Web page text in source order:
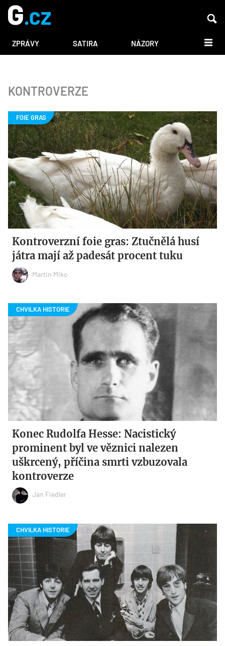
ZPRÁVY SATIRA NÁZORY DALŠÍ
KONTROVERZE
Kontroverzní foie gras: Ztučnělá husí
játra mají až padesát procent tuku
Martin Miko
Konec Rudolfa Hesse: Nacistický
prominent byl ve věznici nalezen
uškrcený, příčina smrti vzbuzovala
kontroverze
Jan Fiedler